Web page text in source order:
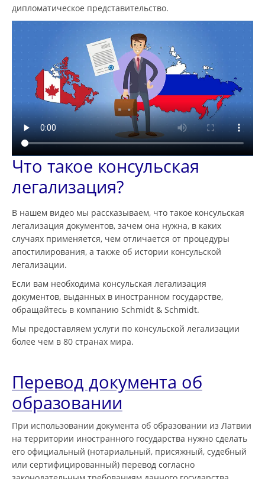
дипломатическое представительство.
Что такое консульская
легализация?
В нашем видео мы рассказываем, что такое консульская
легализация документов, зачем она нужна, в каких
случаях применяется, чем отличается от процедуры
апостилирования, а также об истории консульской
легализации.
Если вам необходима консульская легализация
документов, выданных в иностранном государстве,
обращайтесь в компанию Schmidt & Schmidt.
Мы предоставляем услуги по консульской легализации
более чем в 80 странах мира.
Перевод документа об
образовании
При использовании документа об образовании из Латвии
на территории иностранного государства нужно сделать
его официальный (нотариальный, присяжный, судебный
или сертифицированный) перевод согласно